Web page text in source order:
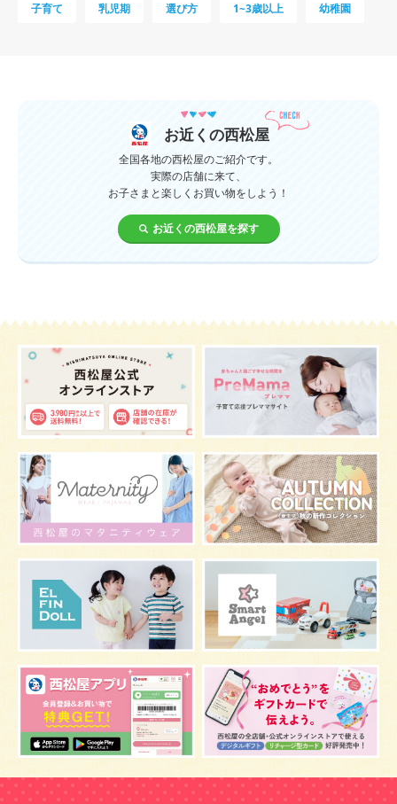
子育て 乳児期 選び方 1~3歳以上 幼稚園
ベビーカー
おむつ 出産準備
遊ぶ 夏 イヤイヤ期
あせも 汗 エアコン
適切温度 帽子 授乳 チャイルドシート
ベビー服 小学生 家族写真 産休 お昼寝
改善 枕 メニュー
グッズ お七夜 お宮参り 初節句
肌 抱っこ スキンケア お肌
マタニティウェア おしゃぶり 絵本 肌着
夜間断乳 お風呂 嫌がる うんち 髪の毛
視力 虫よけ
骨盤ベルトの基礎知識 骨盤ベルトの効果 栄養素
保存 マスク 予防
骨盤ベルトの注意点 感染症 双子
しこり おっぱい 水着 安全対策 おすすめ
マザーバッグ 予防注射 幼児期 アレルギー
反抗期 双胎妊娠 便秘 うなぎ 乳幼児
お近くの西松屋
全国各地の西松屋のご紹介です。
実際の店舗に来て、
お子さまと楽しくお買い物をしよう！
お近くの西松屋を探す